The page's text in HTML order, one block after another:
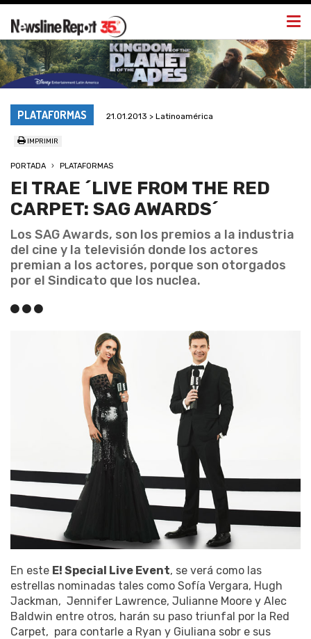
PLATAFORMAS 21.01.2013 > Latinoamérica
IMPRIMIR
PORTADA PLATAFORMAS
E! TRAE ´LIVE FROM THE RED
CARPET: SAG AWARDS´
Los SAG Awards, son los premios a la industria
del cine y la televisión donde los actores
premian a los actores, porque son otorgados
por el Sindicato que los nuclea.
En este E! Special Live Event, se verá como las
estrellas nominadas tales como Sofía Vergara, Hugh
Jackman, Jennifer Lawrence, Julianne Moore y Alec
Baldwin entre otros, harán su paso triunfal por la Red
Carpet, para contarle a Ryan y Giuliana sobr e sus